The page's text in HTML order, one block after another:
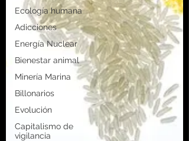
Ecología humana
Adicciones
Energía Nuclear
Bienestar animal
Minería Marina
Billonarios
Evolución
Capitalismo de
vigilancia